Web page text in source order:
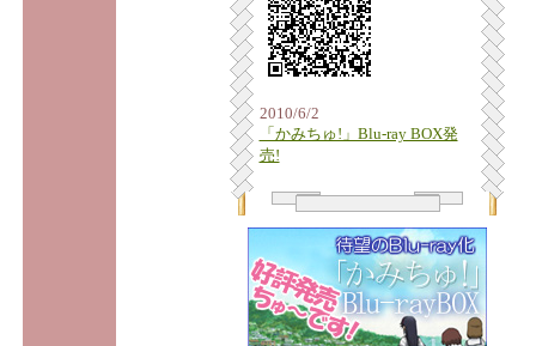
2010/6/2
「かみちゅ!」Blu-ray BOX発
売!